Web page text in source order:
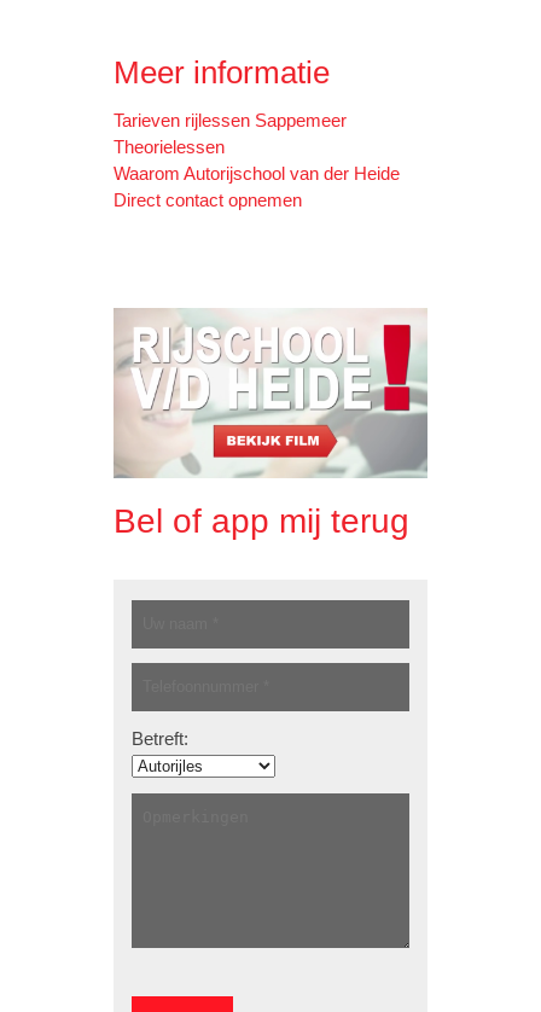
Meer informatie
Tarieven rijlessen Sappemeer
Theorielessen
Waarom Autorijschool van der Heide
Direct contact opnemen
Bel of app mij terug
Betreft: